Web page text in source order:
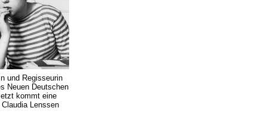
und Regisseurin
Neuen Deutschen
kommt eine
Lenssen